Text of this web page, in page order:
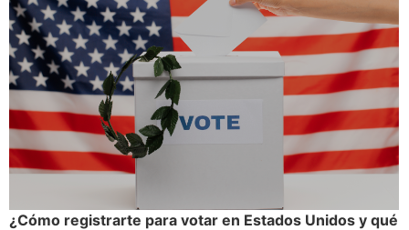
¿Cómo registrarte para votar en Estados Unidos y qué